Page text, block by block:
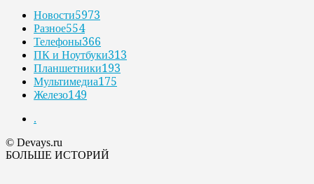
Новости5973
Разное554
Телефоны366
ПК и Ноутбуки313
Планшетники193
Мультимедиа175
Железо149
.
© Devays.ru
БОЛЬШЕ ИСТОРИЙ